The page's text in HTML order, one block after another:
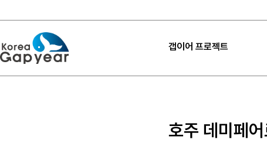
갭이어 프로젝트
프로젝트 후기
호주 데미페